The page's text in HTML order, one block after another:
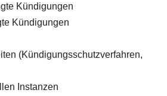
Kündigungen
Kündigungen
(Kündigungsschutzverfahren,
Instanzen